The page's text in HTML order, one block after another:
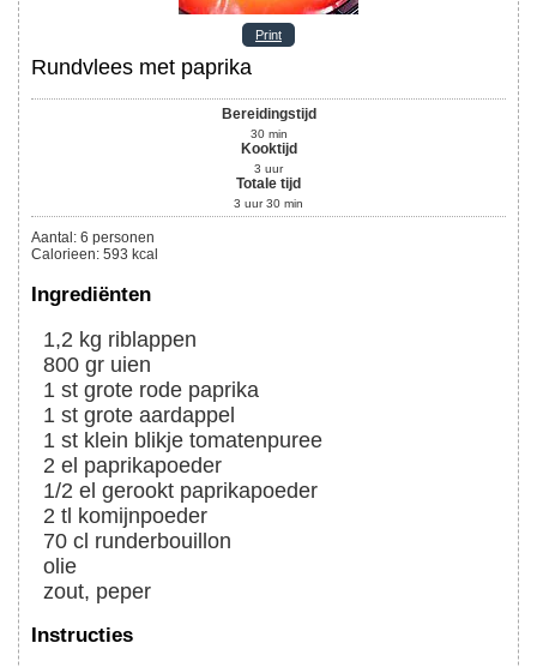
Print
Rundvlees met paprika
Bereidingstijd
30 min
Kooktijd
3 uur
Totale tijd
3 uur 30 min
Aantal : 6 personen
Calorieen: 593 kcal
Ingrediënten
1,2 kg riblappen
800 gr uien
1 st grote rode paprika
1 st grote aardappel
1 st klein blikje tomatenpuree
2 el paprikapoeder
1/2 el gerookt paprikapoeder
2 tl komijnpoeder
70 cl runderbouillon
olie
zout, peper
Instructies